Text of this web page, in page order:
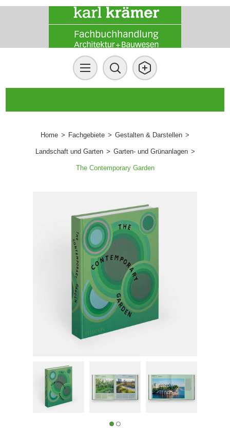
Home > Fachgebiete > Gestalten & Darstellen >
Landschaft und Garten > Garten- und Grünanlagen >
The Contemporary Garden